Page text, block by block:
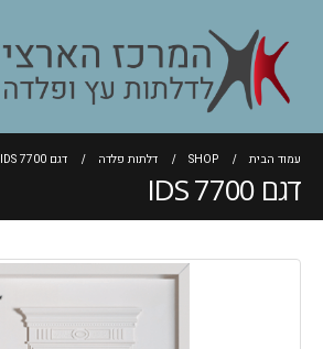
עמוד הבית SHOP דלתות פלדה דגם IDS 7700
דגם IDS 7700